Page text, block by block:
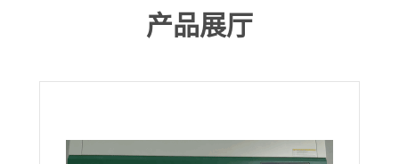
司
人（Human）细胞外基质蛋白1(ECM1)ELISA检测试剂盒
产品展厅